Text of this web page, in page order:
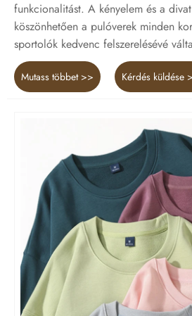
funkcionalitást. A kényelem és a
köszönhetően a pulóverek minden
sportolók kedvenc felszerelésévé
Mutass többet >> Kérdés küldése